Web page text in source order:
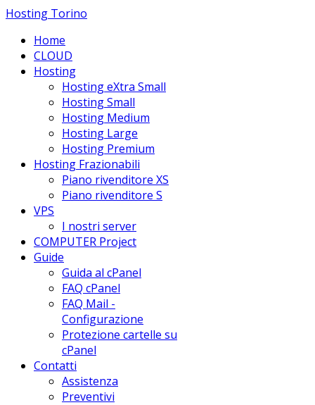
Hosting Torino
Home
CLOUD
Hosting
Hosting eXtra Small
Hosting Small
Hosting Medium
Hosting Large
Hosting Premium
Hosting Frazionabili
Piano rivenditore XS
Piano rivenditore S
VPS
I nostri server
COMPUTER Project
Guide
Guida al cPanel
FAQ cPanel
FAQ Mail -
Configurazione
Protezione cartelle su
cPanel
Contatti
Assistenza
Preventivi